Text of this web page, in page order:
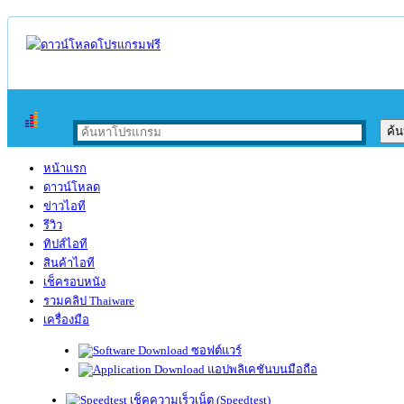
หน้าแรก
ดาวน์โหลด
ข่าวไอที
รีวิว
ทิปส์ไอที
สินค้าไอที
เช็ครอบหนัง
รวมคลิป Thaiware
เครื่องมือ
ซอฟต์แวร์
แอปพลิเคชันบนมือถือ
เช็คความเร็วเน็ต (Speedtest)